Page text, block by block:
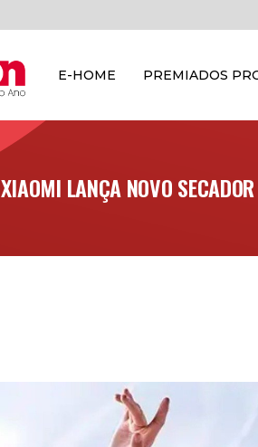
E-HOME PREMIADOS
XIAOMI LANÇA NOVO